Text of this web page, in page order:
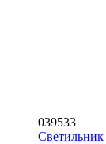
039533
Светильник